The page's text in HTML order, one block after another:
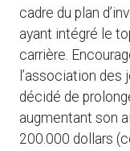
cadre du plan
ayant intégré le
carrière.
l’association
décidé de
augmentant son
200.000 dollars